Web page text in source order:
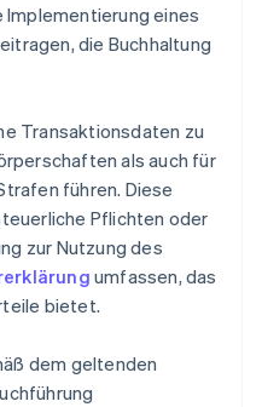
eines
die Buchhaltung
Transaktionsdaten zu
als auch für
führen. Diese
Pflichten oder
zur Nutzung des
umfassen, das
bietet.
dem geltenden